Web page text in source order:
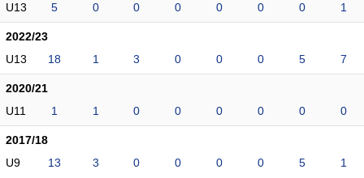
U13
5 0 0 0 0 0 0 1
2022/23
U13
18 1 3 0 0 0 5 7
2020/21
U11
1 1 0 0 0 0 0 0
2017/18
U9
13 3 0 0 0 0 5 1